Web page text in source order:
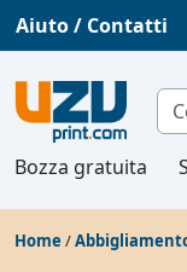
Aiuto / Contatti
Bozza gratuita
Home /